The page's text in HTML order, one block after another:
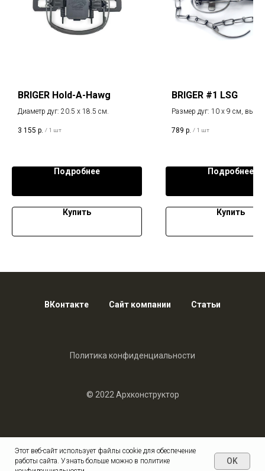
BRIGER Hold-A-Hawg
Диаметр дуг: 20.5 х 18.5 см.
3 155 р. / 1 шт
Подробнее
Купить
BRIGER #1 LSG
Размер дуг: 10 х 9 см,
789 р. / 1 шт
Подробнее
Купить
Этот веб-сайт использует файлы cookie для обеспечение
работы сайта. Узнать больше можно в политике
OK
ВКонтакте Сайт компании Статьи
Политика конфиденциальности
© 2022 Архконструктор